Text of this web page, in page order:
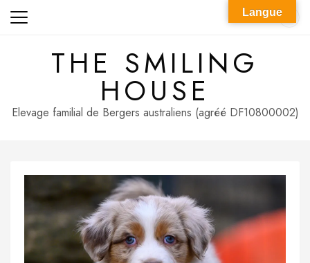
Skip
THE SMILING
HOUSE
Elevage familial de Bergers australiens (agréé DF10800002)
Langue